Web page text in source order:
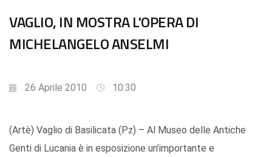
VAGLIO, IN MOSTRA L'OPERA DI
MICHELANGELO ANSELMI
26 Aprile 2010 10:30
(Artè) Vaglio di Basilicata (Pz) – Al Museo delle Antiche
Genti di Lucania è in esposizione un’importante e